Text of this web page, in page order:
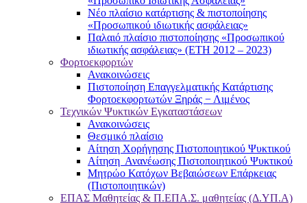
Νέο πλαίσιο κατάρτισης & πιστοποίησης
«Προσωπικού ιδιωτικής ασφάλειας»
Παλαιό πλαίσιο πιστοποίησης «Προσωπικού
ιδιωτικής ασφάλειας» (ΕΤΗ 2012 – 2023)
Φορτοεκφορτών
Ανακοινώσεις
Πιστοποίηση Επαγγελματικής Κατάρτισης
Φορτοεκφορτωτών Ξηράς − Λιμένος
Τεχνικών Ψυκτικών Εγκαταστάσεων
Ανακοινώσεις
Θεσμικό πλαίσιο
Αίτηση Χορήγησης Πιστοποιητικού Ψυκτικού
Αίτηση Ανανέωσης Πιστοποιητικού Ψυκτικού
Μητρώο Κατόχων Βεβαιώσεων Επάρκειας
(Πιστοποιητικών)
ΕΠΑΣ Μαθητείας & Π.ΕΠΑ.Σ. μαθητείας (Δ.ΥΠ.Α)